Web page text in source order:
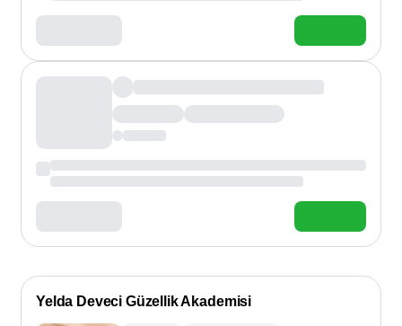
Yelda Deveci Güzellik Akademisi